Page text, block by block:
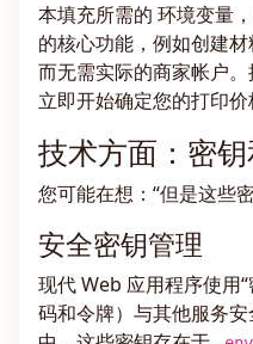
本填充所需的 环境变量
的核心功能，例如创建
而无需实际的商家帐户
立即开始确定您的打印价
技术方面：密
您可能在想：“但是这些
安全密钥管理
现代 Web 应用程序使用
码和令牌）与其他服务